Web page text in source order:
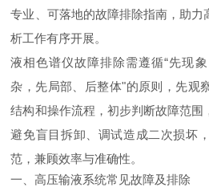
专业、可落地的故障排除指南，助力
析工作有序开展。
液相色谱仪故障排除需遵循“先现
杂，先局部、后整体"的原则，先观
结构和操作流程，初步判断故障范围
避免盲目拆卸、调试造成二次损坏
范，兼顾效率与准确性。
一、高压输液系统常见故障及排除